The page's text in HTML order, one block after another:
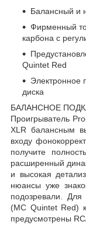
Балансный и
Фирменный
карбона с
Quintet Red
Электронное
диска
БАЛАНСНОЕ
Проигрыватель
XLR балансным
входу
получите
расширенный
и высокая
нюансы уже
подозревали.
(MC Quintet Red)
предусмотрены